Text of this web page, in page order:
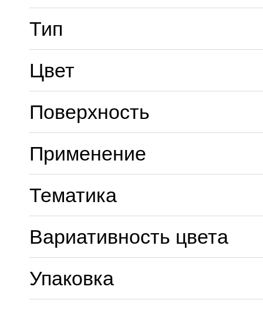
Тип
Цвет
Поверхность
Применение
Тематика
Вариативность цвета
Упаковка